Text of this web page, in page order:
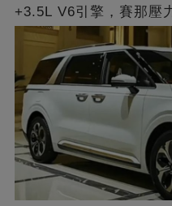
+3.5L V6引擎，賽那壓